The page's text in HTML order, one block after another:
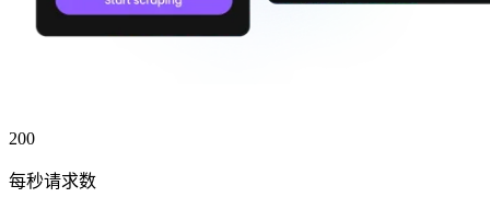
200
每秒请求数